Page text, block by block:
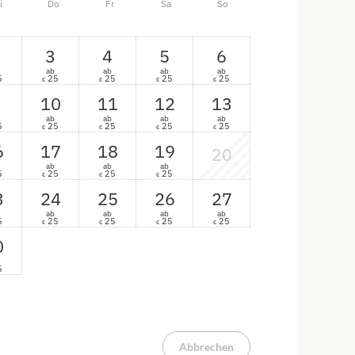
Do Fr Sa So
3
ab
€ 25
4
ab
€ 25
5
ab
€ 25
6
ab
€ 25
10
ab
€ 25
11
ab
€ 25
12
ab
€ 25
13
ab
€ 25
17
ab
€ 25
18
ab
€ 25
19
ab
€ 25
20
24
ab
€ 25
25
ab
€ 25
26
ab
€ 25
27
ab
€ 25
Abbrechen